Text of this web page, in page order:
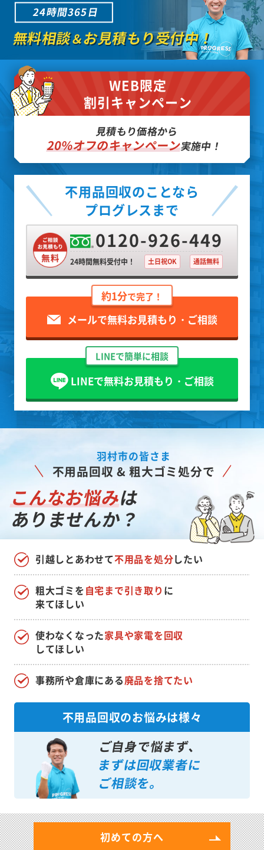
24時間365日
無料相談＆お見積もり受付中！
WEB限定
割引キャンペーン
見積もり価格から
20%オフのキャンペーン実施中！
不用品回収のことなら
プログレスまで
0120-926-449
24時間無料受付中！ 土日祝OK 通話無料
約1分で完了！
メールで無料お見積もり・ご相談
LINEで簡単に相談
LINEで無料お見積もり・ご相談
羽村市の皆さま
不用品回収 & 粗大ゴミ処分で
こんなお悩みは
ありませんか？
引越しとあわせて不用品を処分したい
使わなくなった家具や家電を回収
してほしい
粗大ゴミを自宅まで引き取り に
来てほしい
事務所や倉庫にある廃品を捨てたい
不用品回収のお悩みは様々
ご自身で悩まず、
まずは回収業者に
ご相談を。
初めての方へ